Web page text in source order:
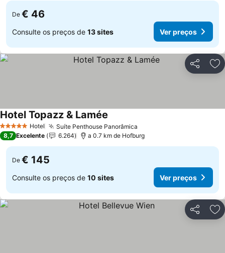
De € 46
Consulte os preços de 13 sites Ver preços
Partilhar
5 Estrelas Hotel Suíte Penthouse Panorâmica
Hotel Topazz & Lamée
8,7 Excelente 6.264 a 0.7 km de Hofburg
De € 145
Consulte os preços de 10 sites Ver preços
Partilhar